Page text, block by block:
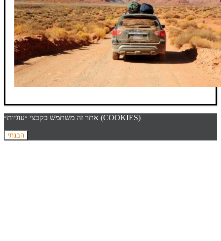
אתר זה משתמש בקבצי ״עוגיות״ (COOKIES)
הבנתי